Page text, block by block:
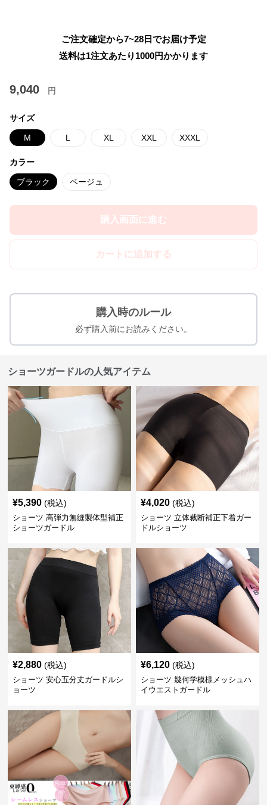
ご注文確定から7~28日でお届け予定
送料は1注文あたり 1000円かかります
9,040 円
サイズ
M L XL XXL XXXL
カラー
ブラック ベージュ
購入画面に進む
カートに追加する
購入時のルール
必ず購入前にお読みください。
ショーツガードルの人気アイテム
¥5,390 (税込)
ショーツ 高弾力無縫製体型補正
ショーツガードル
¥4,020 (税込)
ショーツ 立体裁断補正下着ガー
ドルショーツ
¥2,880 (税込)
ショーツ 安心五分丈ガードルシ
ョーツ
¥6,120 (税込)
ショーツ 幾何学模様メッシュハ
イウエストガードル